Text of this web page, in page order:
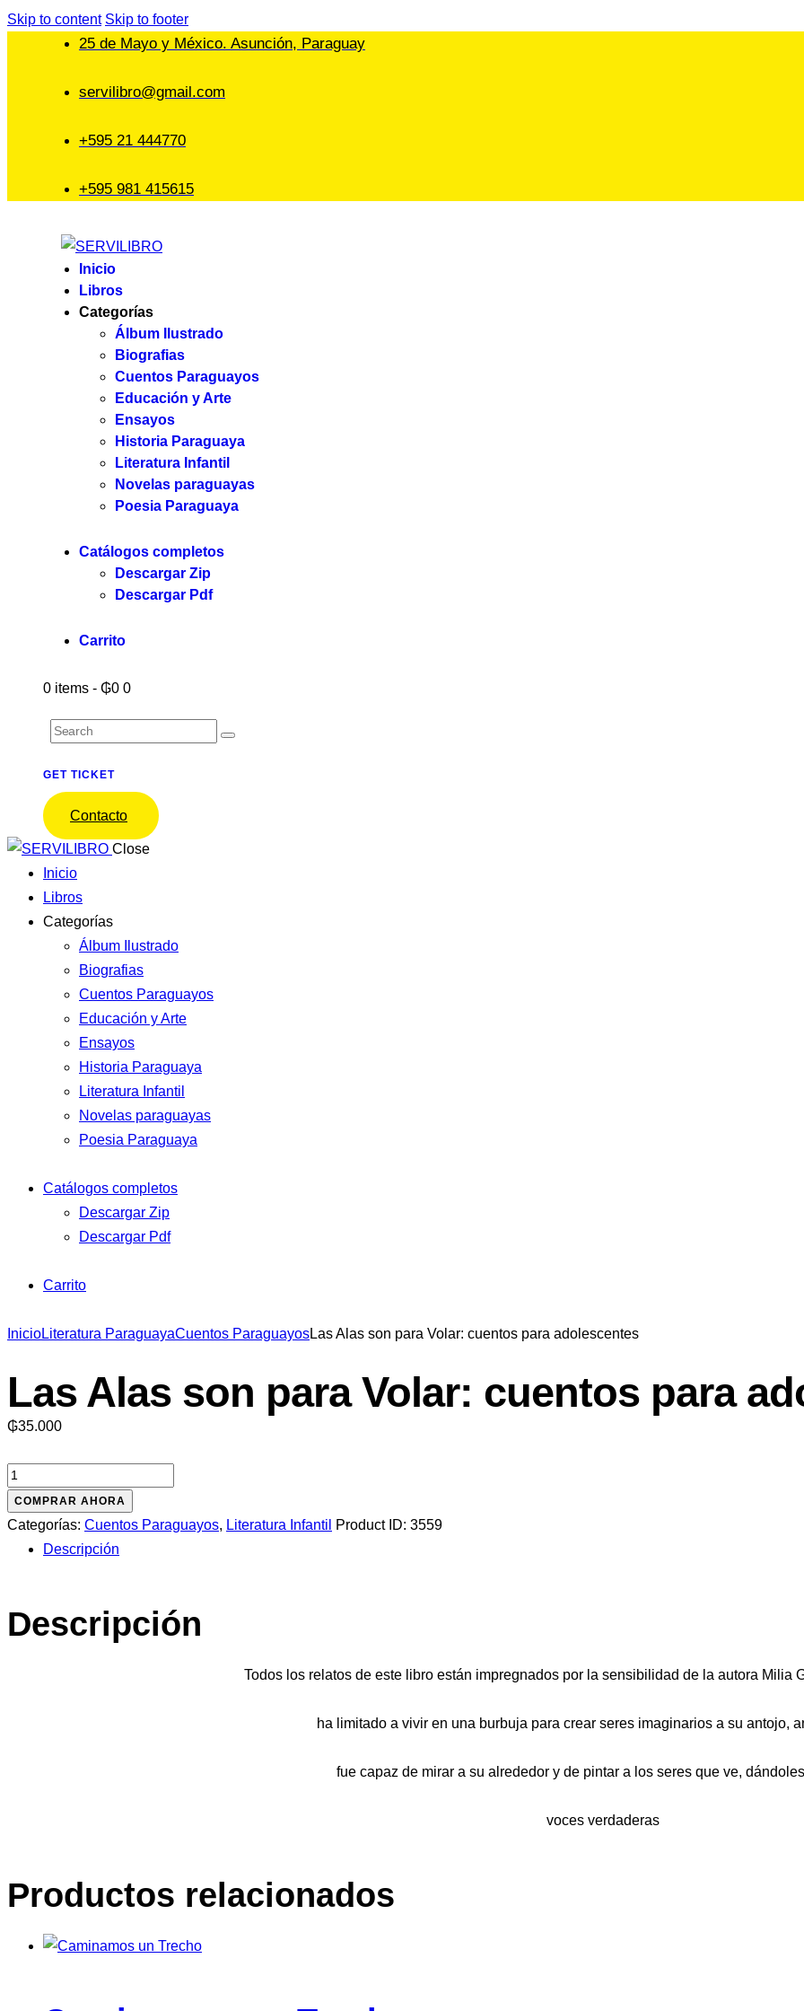
Skip to content Skip to footer
25 de Mayo y México. Asunción, Paraguay
servilibro@gmail.com
+595 21 444770
+595 981 415615
Inicio
Libros
Categorías
Álbum Ilustrado
Biografias
Cuentos Paraguayos
Educación y Arte
Ensayos
Historia Paraguaya
Literatura Infantil
Novelas paraguayas
Poesia Paraguaya
Catálogos completos
Descargar Zip
Descargar Pdf
Carrito
0 items - ₲0 0
GET TICKET
Contacto
Close
Inicio
Libros
Categorías
Álbum Ilustrado
Biografias
Cuentos Paraguayos
Educación y Arte
Ensayos
Historia Paraguaya
Literatura Infantil
Novelas paraguayas
Poesia Paraguaya
Catálogos completos
Descargar Zip
Descargar Pdf
Carrito
InicioLiteratura ParaguayaCuentos ParaguayosLas Alas son para Volar: cuentos para adolescentes
Las Alas son para Volar: cuentos para
₲35.000
Las
Alas
son
para
para
COMPRAR AHORA
Categorías: Cuentos Paraguayos, Literatura Infantil Product ID: 3559
Descripción
Descripción
Todos los relatos de este libro están impregnados por la sensibilidad de la autora Milia
ha limitado a vivir en una burbuja para crear seres imaginarios a su antojo,
fue capaz de mirar a su alrededor y de pintar a los seres que ve,
voces verdaderas
Productos relacionados